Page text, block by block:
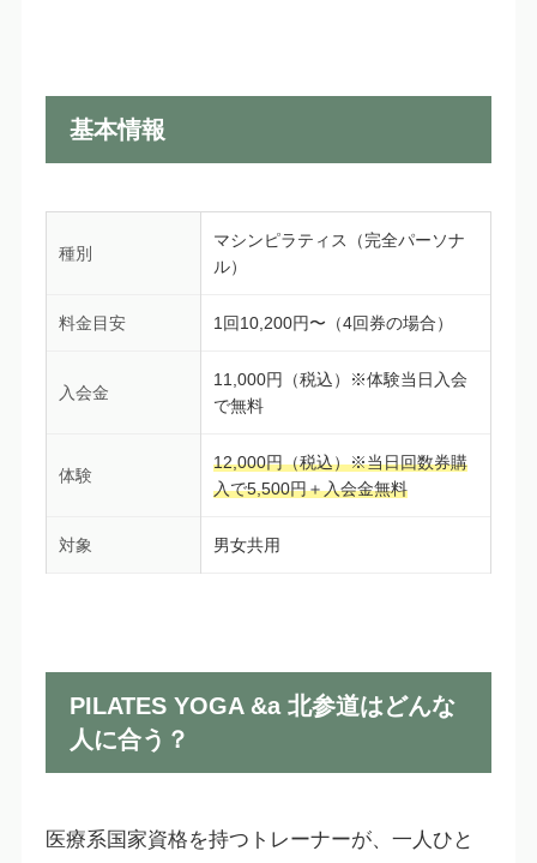
基本情報
種別
マシンピラティス（完全パーソナ
ル）
料金目安 1回10,200円〜（4回券の場合）
入会金
11,000円（税込）※体験当日入会
で無料
体験
12,000円（税込）※当日回数券購
入で5,500円＋入会金無料
対象 男女共用
PILATES YOGA &a 北参道はどんな
人に合う？
医療系国家資格を持つトレーナーが、一人ひと